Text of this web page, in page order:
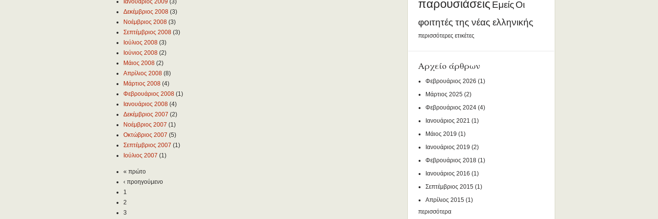
Ιανουάριος 2009 (3)
Δεκέμβριος 2008 (3)
Νοέμβριος 2008 (3)
Σεπτέμβριος 2008 (3)
Ιούλιος 2008 (3)
Ιούνιος 2008 (2)
Μάιος 2008 (2)
Απρίλιος 2008 (8)
Μάρτιος 2008 (4)
Φεβρουάριος 2008 (1)
Ιανουάριος 2008 (4)
Δεκέμβριος 2007 (2)
Νοέμβριος 2007 (1)
Οκτώβριος 2007 (5)
Σεπτέμβριος 2007 (1)
Ιούλιος 2007 (1)
« πρώτο
‹ προηγούμενο
1
2
3
παρουσιάσεις Εμείς Οι
φοιτητές της νέας ελληνικής
περισσότερες ετικέτες
Αρχείο άρθρων
Φεβρουάριος 2026 (1)
Μάρτιος 2025 (2)
Φεβρουάριος 2024 (4)
Ιανουάριος 2021 (1)
Μάιος 2019 (1)
Ιανουάριος 2019 (2)
Φεβρουάριος 2018 (1)
Ιανουάριος 2016 (1)
Σεπτέμβριος 2015 (1)
Απρίλιος 2015 (1)
περισσότερα